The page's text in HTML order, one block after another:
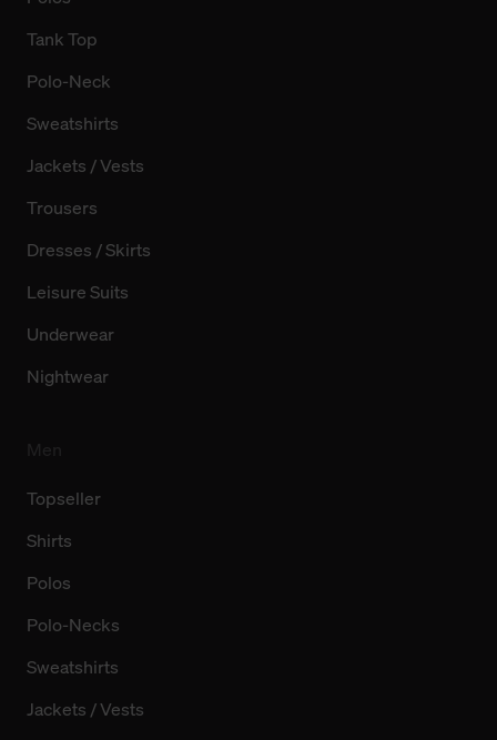
Tank Top
Polo-Neck
Sweatshirts
Jackets / Vests
Trousers
Dresses / Skirts
Leisure Suits
Underwear
Nightwear
Topseller
Shirts
Polos
Polo-Necks
Sweatshirts
Jackets / Vests